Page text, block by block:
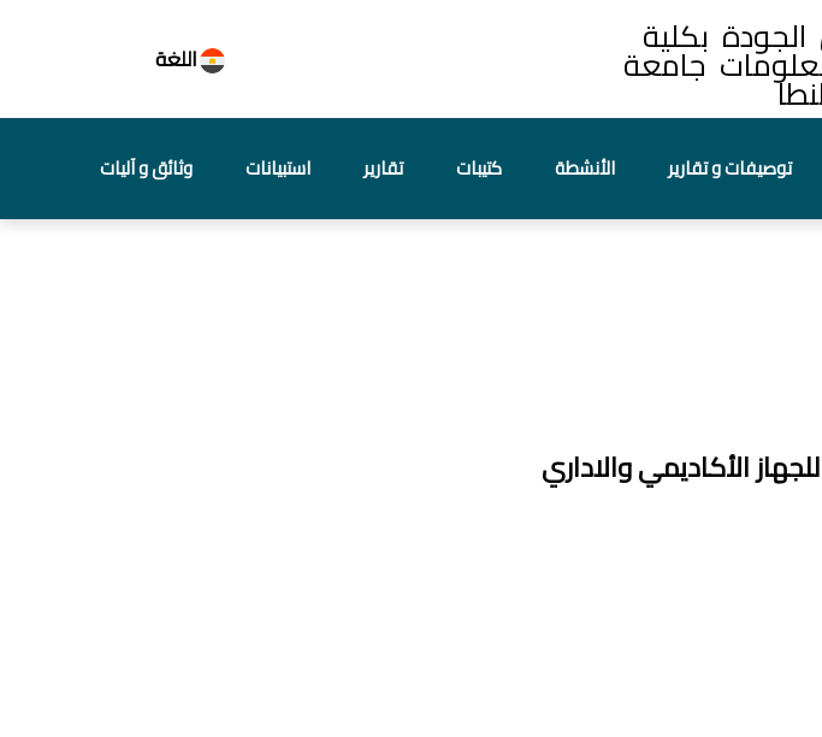
بكلية
جامعة اللغة
توصيفات و تقارير الأنشطة كتيبات تقارير استبيانات وثائق و آليات
الأكاديمي والاداري